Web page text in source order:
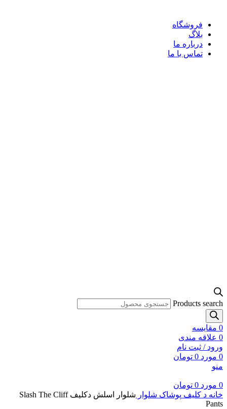
فروشگاه
بلاگ
درباره ما
تماس با ما
Products search
0 مقايسه
0 علاقه مندی
ورود / ثبت نام
0 مورد 0 تومان
منو
0 مورد 0 تومان
خانه د کلیف پوشاک شلوار
شلوار اسلش دکلیف Slash The Cliff
Pants